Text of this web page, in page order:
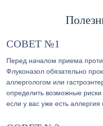
СОВЕТ №1
Перед началом приема
Флуконазол обязательно
аллергологом или
определить возможные
если у вас уже есть аллергия